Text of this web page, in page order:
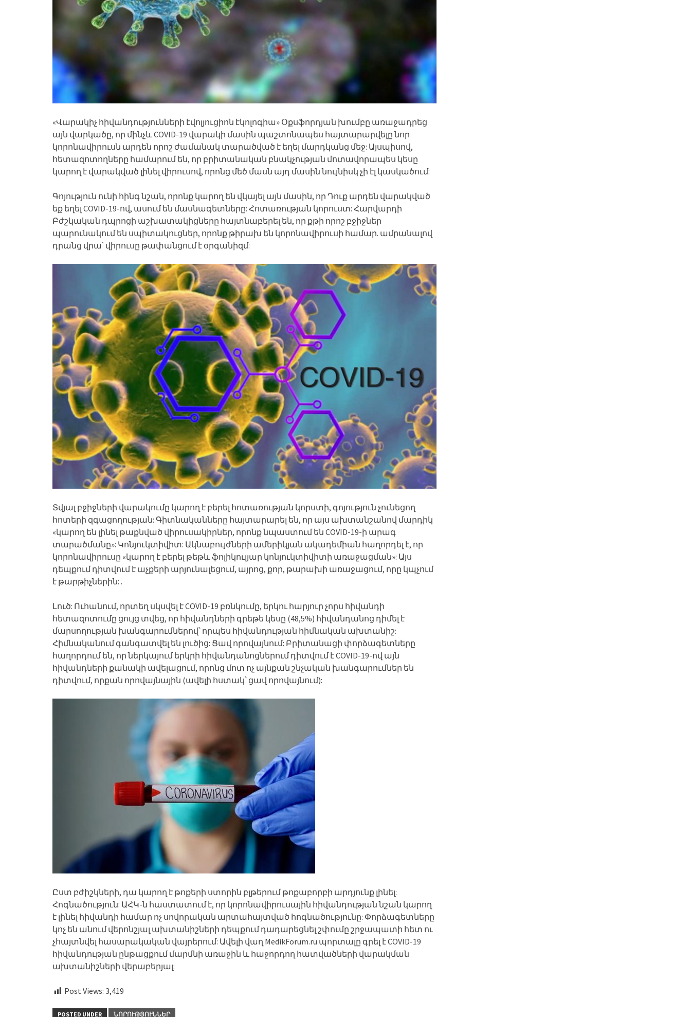
«Վարակիչ հիվանդությունների էվոլյուցիոն էկոլոգիա» Օքսֆորդյան խումբը առաջադրեց
այն վարկածը, որ մինչև COVID-19 վարակի մասին պաշտոնապես հայտարարվելը նոր
կորոնավիրուսն արդեն որոշ ժամանակ տարածված է եղել մարդկանց մեջ: Այսպիսով,
հետազոտողները համարում են, որ բրիտանական բնակչության մոտավորապես կեսը
կարող է վարակված լինել վիրուսով, որոնց մեծ մասն այդ մասին նույնիսկ չի էլ կասկածում:
Գոյություն ունի հինգ նշան, որոնք կարող են վկայել այն մասին, որ Դուք արդեն վարակված
եք եղել COVID-19-ով, ասում են մասնագետները: Հոտառության կորուստ: Հարվարդի
Բժշկական դպրոցի աշխատակիցները հայտնաբերել են, որ քթի որոշ բջիջներ
պարունակում են սպիտակուցներ, որոնք թիրախ են կորոնավիրուսի համար. ամրանալով
դրանց վրա՝ վիրուսը թափանցում է օրգանիզմ:
Տվյալ բջիջների վարակումը կարող է բերել հոտառության կորստի, գոյություն չունեցող
հոտերի զգացողության: Գիտնականները հայտարարել են, որ այս ախտանշանով մարդիկ
«կարող են լինել թաքնված վիրուսակիրներ, որոնք նպաստում են COVID-19-ի արագ
տարածմանը»: Կոնյուկտիվիտ: Ակնաբույժների ամերիկյան ակադեմիան հաղորդել է, որ
կորոնավիրուսը «կարող է բերել թեթև ֆոլիկուլյար կոնյուկտիվիտի առաջացման»: Այս
դեպքում դիտվում է աչքերի արյունալեցում, այրոց, քոր, թարախի առաջացում, որը կպչում
է թարթիչներին: .
Լուծ: Ուհանում, որտեղ սկսվել է COVID-19 բռնկումը, երկու հարյուր չորս հիվանդի
հետազոտումը ցույց տվեց, որ հիվանդների գրեթե կեսը (48,5%) հիվանդանոց դիմել է
մարսողության խանգարումներով՝ որպես հիվանդության հիմնական ախտանիշ:
Հիմնականում գանգատվել են լուծից: Ցավ որովայնում: Բրիտանացի փորձագետները
հաղորդում են, որ ներկայում երկրի հիվանդանոցներում դիտվում է COVID-19-ով այն
հիվանդների քանակի ավելացում, որոնց մոտ ոչ այնքան շնչական խանգարումներ են
դիտվում, որքան որովայնային (ավելի հստակ՝ ցավ որովայնում):
Ըստ բժիշկների, դա կարող է թոքերի ստորին բլթերում թոքաբորբի արդյունք լինել:
Հոգնածություն: ԱՀԿ-ն հաստատում է, որ կորոնավիրուսային հիվանդության նշան կարող
է լինել հիվանդի համար ոչ սովորական արտահայտված հոգնածությունը: Փորձագետները
կոչ են անում վերոնշյալ ախտանիշների դեպքում դադարեցնել շփումը շրջապատի հետ ու
չհայտնվել հասարակական վայրերում: Ավելի վաղ MedikForum.ru պորտալը գրել է COVID-19
հիվանդության ընթացքում մարմնի առաջին և հաջորդող հատվածների վարակման
ախտանիշների վերաբերյալ:
Post Views: 3,419
POSTED UNDER ՆՈՐՈՒԹՅՈՒՆՆԵՐ